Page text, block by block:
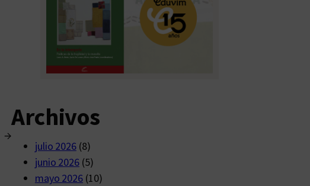
→
Archivos
julio 2026(8)
junio 2026(5)
mayo 2026 (10)